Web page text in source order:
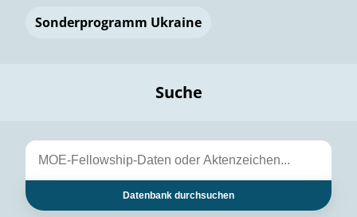
Sonderprogramm Ukraine
Suche
Datenbank durchsuchen